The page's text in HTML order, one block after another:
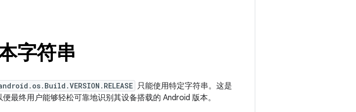
字符串
只能使用特定字符串。这是
最终用户能够轻松可靠地识别其设备搭载的 Android 版本。